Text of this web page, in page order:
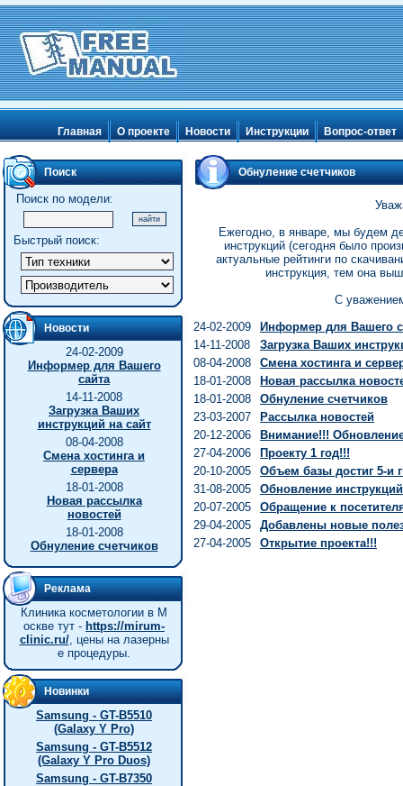
Главная О проекте Новости Инструкции Вопрос-ответ
Поиск
Поиск по модели:
Быстрый поиск:
Новости
24-02-2009
Информер для Вашего
сайта
14-11-2008
Загрузка Ваших
инструкций на сайт
08-04-2008
Смена хостинга и
сервера
18-01-2008
Новая рассылка
новостей
18-01-2008
Обнуление счетчиков
Реклама
Клиника косметологии в М
оскве тут - https://mirum-
clinic.ru/, цены на лазерны
е процедуры.
Новинки
Samsung - GT-B5510
(Galaxy Y Pro)
Samsung - GT-B5512
(Galaxy Y Pro Duos)
Samsung - GT-B7350
Обнуление счетчиков
Ежегодно, в январе, мы будем
инструкций (сегодня было
актуальные рейтинги по
инструкция, тем она
С
24-02-2009
Информер для Вашего
14-11-2008
Загрузка Ваших
08-04-2008
Смена хостинга и
18-01-2008
Новая рассылка
18-01-2008
Обнуление счетчиков
23-03-2007
Рассылка новостей
20-12-2006
Внимание!!!
27-04-2006
Проекту 1 год!!!
20-10-2005
Объем базы достиг 5-и
31-08-2005
Обновление инструкций
20-07-2005
Обращение к
29-04-2005
Добавлены новые
27-04-2005
Открытие проекта!!!